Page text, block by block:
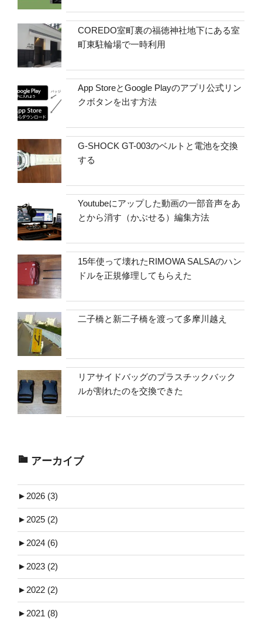
COREDO室町裏の福徳神社地下にある室
町東駐輪場で一時利用
App StoreとGoogle Playのアプリ公式リン
クボタンを出す方法
G-SHOCK GT-003のベルトと電池を交換
する
Youtubeにアップした動画の一部音声をあ
とから消す（かぶせる）編集方法
15年使って壊れたRIMOWA SALSAのハン
ドルを正規修理してもらえた
二子橋と新二子橋を渡って多摩川越え
リアサイドバッグのプラスチックバック
ルが割れたのを交換できた
アーカイブ
► 2026 (3)
► 2025 (2)
► 2024 (6)
► 2023 (2)
► 2022 (2)
► 2021 (8)